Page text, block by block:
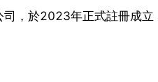
，於2023年正式註冊成立